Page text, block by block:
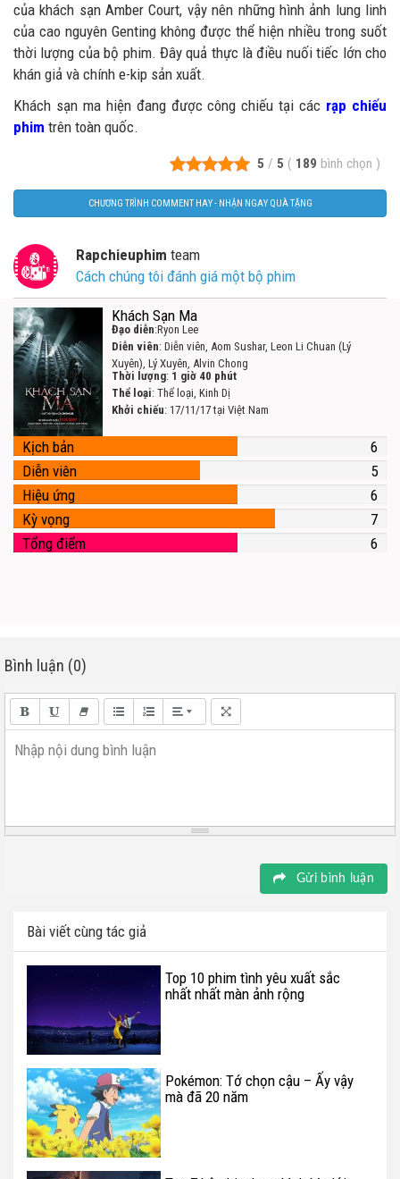
của khách sạn Amber Court, vậy nên những hình ảnh lung linh
của cao nguyên Genting không được thể hiện nhiều trong suốt
thời lượng của bộ phim. Đây quả thực là điều nuối tiếc lớn cho
khán giả và chính e-kip sản xuất.
Khách sạn ma hiện đang được công chiếu tại các rạp chiếu
phim trên toàn quốc.
5 / 5 ( 189 bình chọn )
CHƯƠNG TRÌNH COMMENT HAY - NHẬN NGAY QUÀ TẶNG
Rapchieuphim team
Cách chúng tôi đánh giá một bộ phim
Khách Sạn Ma
Đạo diễn:Ryon Lee
Diễn viên: Diễn viên, Aom Sushar, Leon Li Chuan (Lý
Xuyên), Lý Xuyên, Alvin Chong
Thời lượng: 1 giờ 40 phút
Thể loại: Thể loại, Kinh Dị
Khởi chiếu: 17/11/17 tại Việt Nam
Kịch bản
6
Diễn viên
5
Hiệu ứng
6
Kỳ vọng
7
Tổng điểm
6
Bình luận (0)
Nhập nội dung bình luận
Gửi bình luận
Bài viết cùng tác giả
Top 10 phim tình yêu xuất sắc
nhất nhất màn ảnh rộng
Pokémon: Tớ chọn cậu – Ấy vậy
mà đã 20 năm